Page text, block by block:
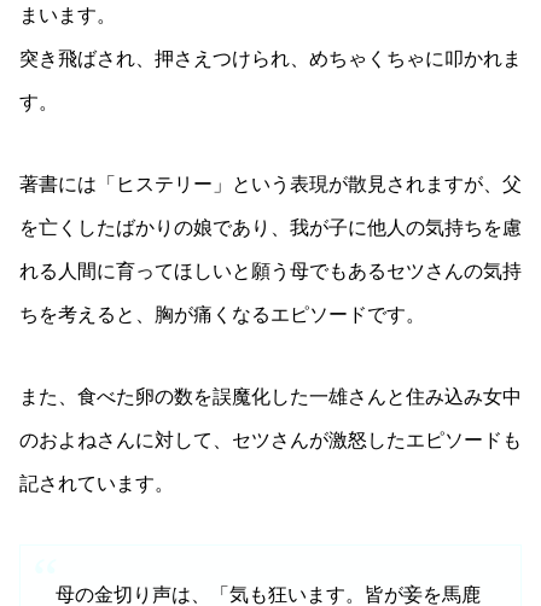
まいます。
突き飛ばされ、押さえつけられ、めちゃくちゃに叩かれま
す。
著書には「ヒステリー」という表現が散見されますが、父
を亡くしたばかりの娘であり、我が子に他人の気持ちを慮
れる人間に育ってほしいと願う母でもあるセツさんの気持
ちを考えると、胸が痛くなるエピソードです。
また、食べた卵の数を誤魔化した一雄さんと住み込み女中
のおよねさんに対して、セツさんが激怒したエピソードも
記されています。
母の金切り声は、「気も狂います。皆が妾を馬鹿